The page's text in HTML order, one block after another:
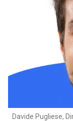
Davide Pugliese,